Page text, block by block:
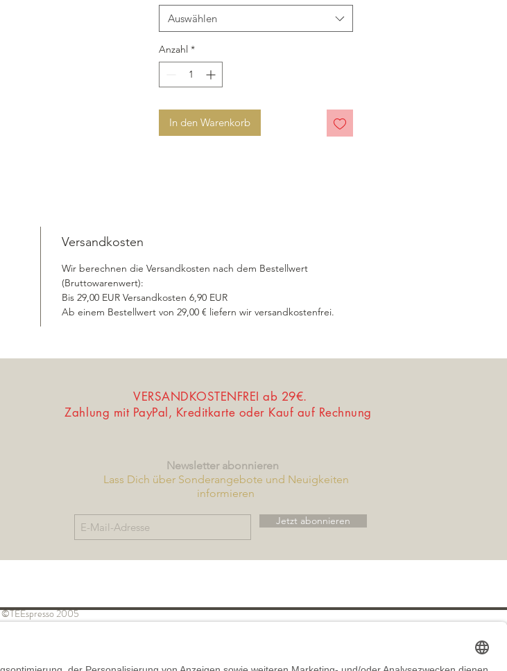
Auswählen
Anzahl *
In den Warenkorb
Versandkosten
Wir berechnen die Versandkosten nach dem Bestellwert
(Bruttowarenwert):
Bis 29,00 EUR Versandkosten 6,90 EUR
Ab einem Bestellwert von 29,00 € liefern wir versandkostenfrei.
VERSANDKOSTENFREI ab 29€.
Zahlung mit PayPal, Kreditkarte oder Kauf auf Rechnung
Newsletter abonnieren
Lass Dich über Sonderangebote und Neuigkeiten
informieren
Jetzt abonnieren
©TEEspresso 2005